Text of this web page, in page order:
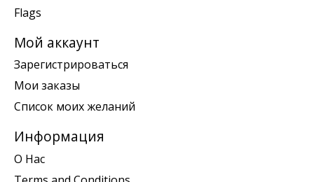
Flags
Мой аккаунт
Зарегистрироваться
Мои заказы
Список моих желаний
Информация
О Нас